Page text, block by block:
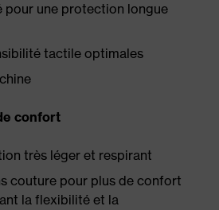
pour une protection longue
tactile optimales
confort
très léger et respirant
couture pour plus de confort
la flexibilité et la